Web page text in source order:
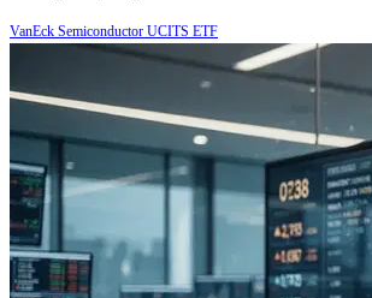
VanEck Semiconductor UCITS ETF